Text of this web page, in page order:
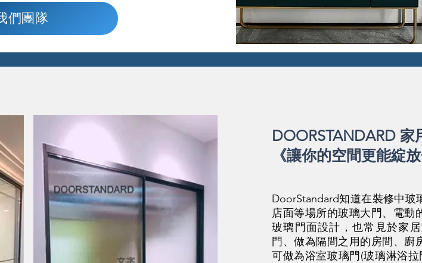
們團隊
DOORSTANDARD
《讓你的空間更能綻
DoorStandard知道在裝修中
店面等場所的玻璃大門、電動
玻璃門面設計，也常見於家
門、做為隔間之用的房間、廚
可做為浴室玻璃門(玻璃淋浴